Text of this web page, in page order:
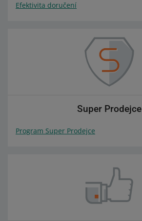
Efektivita doručení
Super Prodejce
Program Super Prodejce